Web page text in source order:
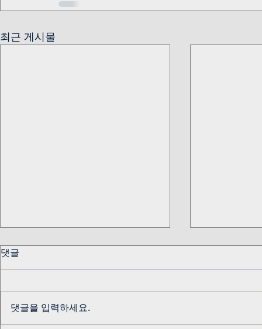
최근 게시물
교수님 생신 기념
댓글
댓글을 입력하세요.